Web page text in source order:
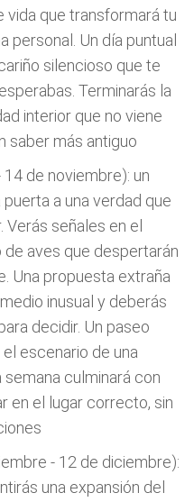
vida que transformará tu
personal. Un día puntual
silencioso que te
Terminarás la
interior que no viene
saber más antiguo
de noviembre): un
a una verdad que
señales en el
de aves que despertarán
Una propuesta extraña
inusual y deberás
decidir. Un paseo
escenario de una
culminará con
en el lugar correcto, sin
- 12 de diciembre):
una expansión del